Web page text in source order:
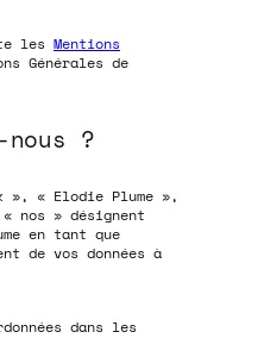
les Mentions
Générales de
nous ?
», « Elodie Plume »,
nos » désignent
en tant que
de vos données à
dans les